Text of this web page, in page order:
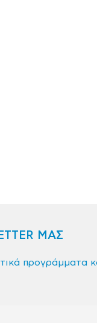
ΜΑΣ
προγράμματα